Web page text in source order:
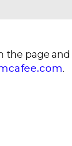
(Español)
the page
.